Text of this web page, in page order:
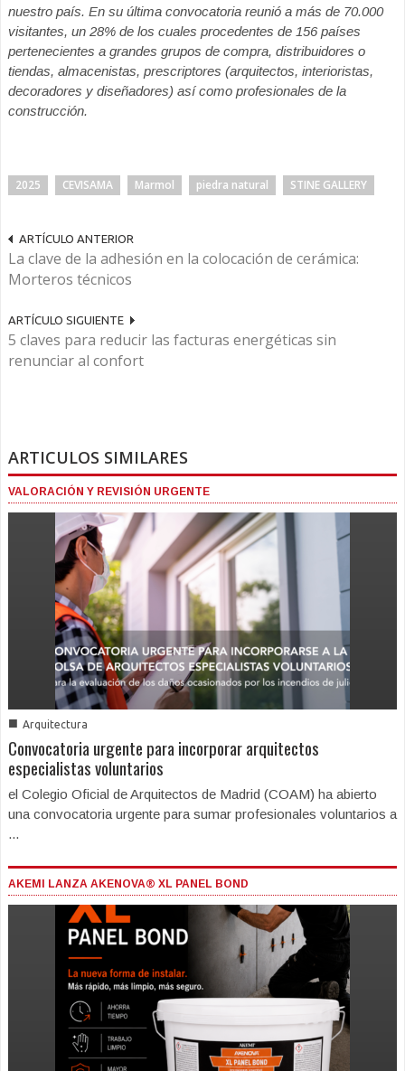
nuestro país. En su última convocatoria reunió a más de 70.000
visitantes, un 28% de los cuales procedentes de 156 países
pertenecientes a grandes grupos de compra, distribuidores o
tiendas, almacenistas, prescriptores (arquitectos, interioristas,
decoradores y diseñadores) así como profesionales de la
construcción.
2025 CEVISAMA Marmol piedra natural STINE GALLERY
ARTÍCULO ANTERIOR
La clave de la adhesión en la colocación de cerámica:
Morteros técnicos
ARTÍCULO SIGUIENTE
5 claves para reducir las facturas energéticas sin
renunciar al confort
ARTICULOS SIMILARES
VALORACIÓN Y REVISIÓN URGENTE
■ Arquitectura
Convocatoria urgente para incorporar arquitectos
especialistas voluntarios
el Colegio Oficial de Arquitectos de Madrid (COAM) ha abierto
una convocatoria urgente para sumar profesionales voluntarios a
...
AKEMI LANZA AKENOVA® XL PANEL BOND